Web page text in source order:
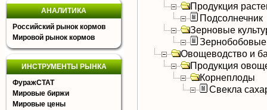
АНАЛИТИКА
Российский рынок кормов
Мировой рынок кормов
ИНСТРУМЕНТЫ РЫНКА
ФуражСТАТ
Мировые биржи
Мировые цены
Продукция
Подсолнечник
Зерновые
Зернобобовые
Овощеводство и
Продукция
Корнеплоды
Свекла